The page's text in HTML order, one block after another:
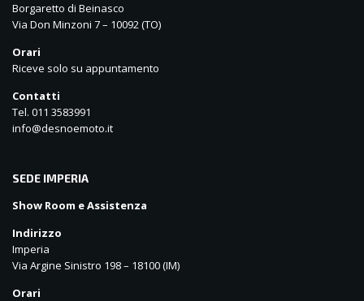
Borgaretto di Beinasco
Via Don Minzoni 7 – 10092 (TO)
Orari
Riceve solo su appuntamento
Contatti
Tel. 011 3583991
info@desnoemoto.it
SEDE IMPERIA
Show Room e Assistenza
Indirizzo
Imperia
Via Argine Sinistro 198 – 18100 (IM)
Orari